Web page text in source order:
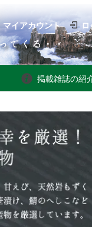
マイアカウント
掲載雑誌の紹